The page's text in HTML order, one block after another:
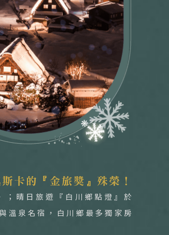
晴日旅遊『白川鄉點燈』於
溫泉名宿，白川鄉最多獨家房